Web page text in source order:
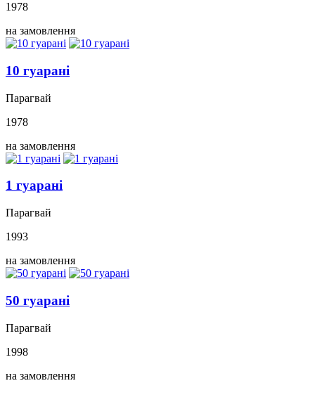
1978
на замовлення
10 гуарані
Парагвай
1978
на замовлення
1 гуарані
Парагвай
1993
на замовлення
50 гуарані
Парагвай
1998
на замовлення